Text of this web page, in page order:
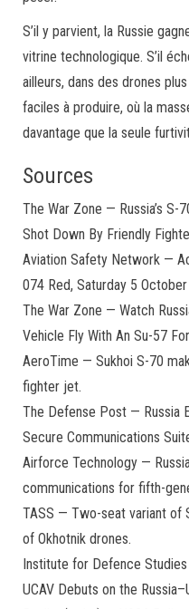
S’il y parvient, la Russie
vitrine technologique. S’il
ailleurs, dans des drones
faciles à produire, où la
davantage que la seule
Sources
The War Zone — Russia’s S-
Shot Down By Friendly
Aviation Safety Network —
074 Red, Saturday 5
The War Zone — Watch
Vehicle Fly With An Su-57
AeroTime — Sukhoi S-70
fighter jet.
The Defense Post — Russia
Secure Communications
Airforce Technology —
communications for fifth-
TASS — Two-seat variant of
of Okhotnik drones.
Institute for Defence
UCAV Debuts on the